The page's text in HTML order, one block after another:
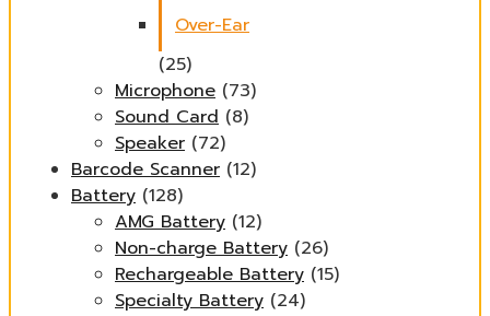
Over-Ear
(25)
Microphone (73)
Sound Card (8)
Speaker (72)
Barcode Scanner (12)
Battery (128)
AMG Battery (12)
Non-charge Battery (26)
Rechargeable Battery (15)
Specialty Battery (24)